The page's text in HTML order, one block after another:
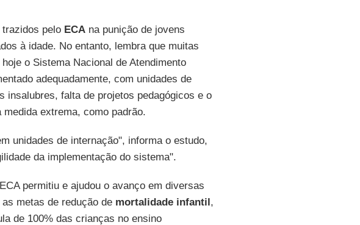
pelo ECAna punição de jovens
à idade. No entanto, lembra que muitas
o Sistema Nacional de Atendimento
adequadamente, com unidades de
insalubres, falta de projetos pedagógicos e o
extrema, como padrão.
unidades de internação", informa o estudo,
da implementação do sistema".
permitiu e ajudou o avanço em diversas
metas de redução demortalidade infantil,
de 100% das crianças no ensino